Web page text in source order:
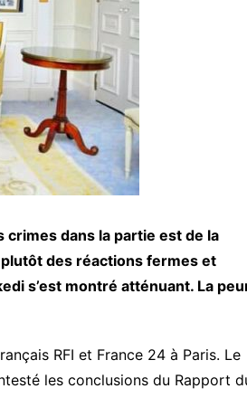
dans la partie est de la
des réactions fermes et
s’est montré atténuant. La
RFI et France 24 à Paris. Le
les conclusions du Rapport